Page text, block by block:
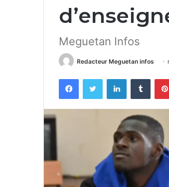
Meguetan Infos
Redacteur Meguetan infos